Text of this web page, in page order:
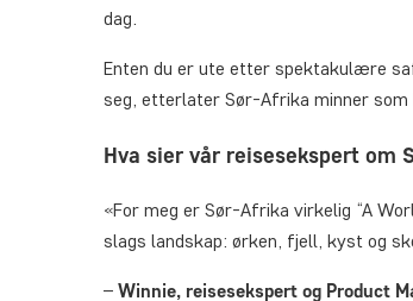
dag.
Enten du er ute etter spektakulære
seg, etterlater Sør-Afrika minner som
Hva sier vår reisesekspert om
«For meg er Sør-Afrika virkelig “A
slags landskap: ørken, fjell, kyst og
– Winnie, reisesekspert og Product